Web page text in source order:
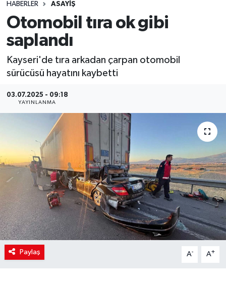
HABERLER ASAYİŞ
Otomobil tıra ok gibi
saplandı
Kayseri'de tıra arkadan çarpan otomobil
sürücüsü hayatını kaybetti
03.07.2025 - 09:18
YAYINLANMA
Paylaş A- A+
SPOR
YAŞAM
Son Dakika Haberleri
Haber Arşivi